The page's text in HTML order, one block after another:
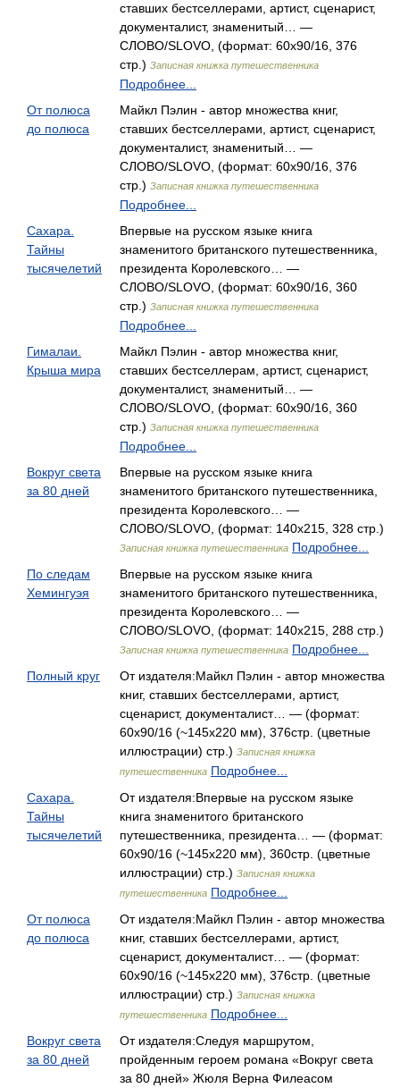
ставших бестселлерами, артист, сценарист,
документалист, знаменитый… —
СЛОВО/SLOVO, (формат: 60x90/16, 376
стр.) Записная книжка путешественника
Подробнее...
От полюса
до полюса
Майкл Пэлин - автор множества книг,
ставших бестселлерами, артист, сценарист,
документалист, знаменитый… —
СЛОВО/SLOVO, (формат: 60x90/16, 376
стр.) Записная книжка путешественника
Подробнее...
Сахара.
Тайны
тысячелетий
Впервые на русском языке книга
знаменитого британского путешественника,
президента Королевского… —
СЛОВО/SLOVO, (формат: 60x90/16, 360
стр.) Записная книжка путешественника
Подробнее...
Гималаи.
Крыша мира
Майкл Пэлин - автор множества книг,
ставших бестселлерам, артист, сценарист,
документалист, знаменитый… —
СЛОВО/SLOVO, (формат: 60x90/16, 360
стр.) Записная книжка путешественника
Подробнее...
Вокруг света
за 80 дней
Впервые на русском языке книга
знаменитого британского путешественника,
президента Королевского… —
СЛОВО/SLOVO, (формат: 140x215, 328 стр.)
Записная книжка путешественника Подробнее...
По следам
Хемингуэя
Впервые на русском языке книга
знаменитого британского путешественника,
президента Королевского… —
СЛОВО/SLOVO, (формат: 140x215, 288 стр.)
Записная книжка путешественника Подробнее...
Полный круг
От издателя:Майкл Пэлин - автор множества
книг, ставших бестселлерами, артист,
сценарист, документалист… — (формат:
60x90/16 (~145х220 мм), 376стр. (цветные
иллюстрации) стр.) Записная книжка
путешественника Подробнее...
Сахара.
Тайны
тысячелетий
От издателя:Впервые на русском языке
книга знаменитого британского
путешественника, президента… — (формат:
60x90/16 (~145х220 мм), 360стр. (цветные
иллюстрации) стр.) Записная книжка
путешественника Подробнее...
От полюса
до полюса
От издателя:Майкл Пэлин - автор множества
книг, ставших бестселлерами, артист,
сценарист, документалист… — (формат:
60x90/16 (~145х220 мм), 376стр. (цветные
иллюстрации) стр.) Записная книжка
путешественника Подробнее...
Вокруг света
за 80 дней
От издателя:Следуя маршрутом,
пройденным героем романа «Вокруг света
за 80 дней» Жюля Верна Филеасом